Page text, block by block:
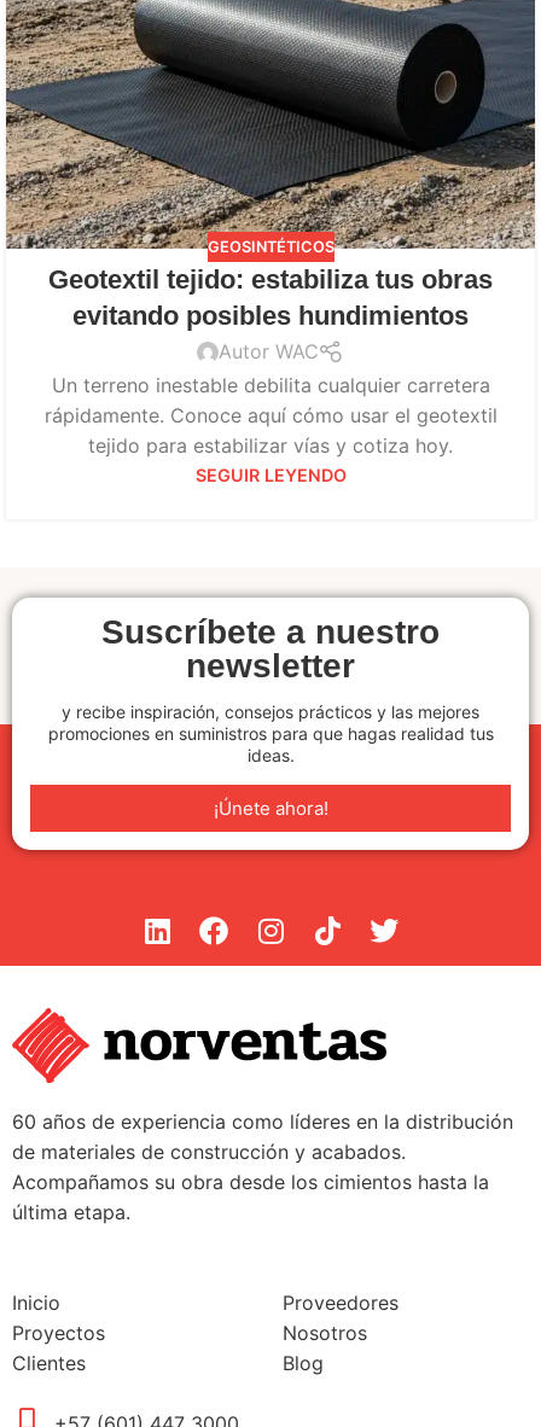
GEOSINTÉTICOS
Geotextil tejido: estabiliza tus obras
evitando posibles hundimientos
Autor WAC
Un terreno inestable debilita cualquier carretera
rápidamente. Conoce aquí cómo usar el geotextil
tejido para estabilizar vías y cotiza hoy.
SEGUIR LEYENDO
Suscríbete a nuestro
newsletter
y recibe inspiración, consejos prácticos y las mejores
promociones en suministros para que hagas realidad tus
ideas.
¡Únete ahora!
60 años de experiencia como líderes en la distribución
de materiales de construcción y acabados.
Acompañamos su obra desde los cimientos hasta la
última etapa.
Inicio
Proyectos
Clientes
Proveedores
Nosotros
Blog